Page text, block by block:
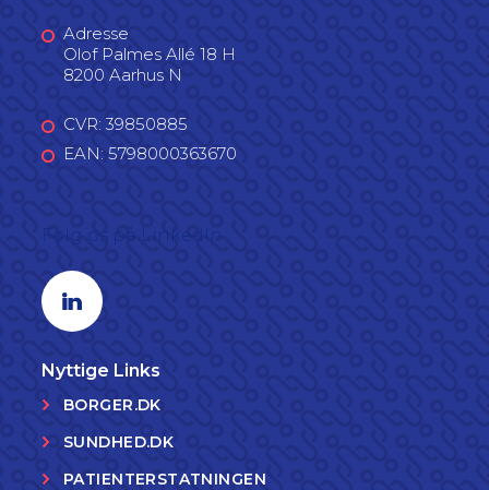
Adresse
Olof Palmes Allé 18 H
8200 Aarhus N
CVR: 39850885
EAN: 5798000363670
Linkedin profil
Nyttige Links
BORGER.DK
SUNDHED.DK
PATIENTERSTATNINGEN